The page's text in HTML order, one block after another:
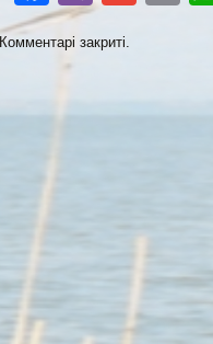
Комментарі закриті.